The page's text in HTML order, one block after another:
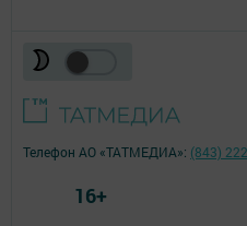
Телефон АО «ТАТМЕДИА»: (843)
16+